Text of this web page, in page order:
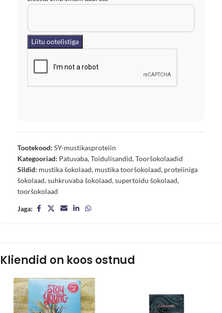
Tootekood: SY-mustikasproteiin
Kategooriad: Patuvaba,Toidulisandid,Tooršokolaadid
Sildid: mustika šokolaad, mustika tooršokolaad, proteiiniga
šokolaad,suhkruvaba šokolaad,supertoidu šokolaad,
tooršokolaad
Jaga:
Kliendid on koos ostnud